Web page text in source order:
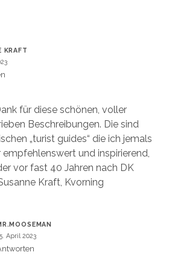
KRAFT
für diese schönen, voller
Beschreibungen. Die sind
„turist guides“ die ich jemals
empfehlenswert und inspirierend,
vor fast 40 Jahren nach DK
Kraft, Kvorning
April 2023